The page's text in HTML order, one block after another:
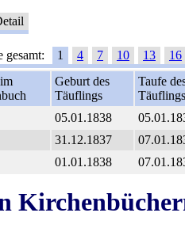
gesamt: 1 4 7 10 13
16
Geburt des
Täuflings
Taufe
Täuflings
05.01.1838
31.12.1837
01.01.1838